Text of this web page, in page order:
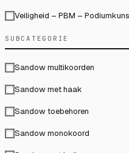
Veiligheid – PBM –
SUBCATEGORIE
Sandow multikoorden
Sandow met haak
Sandow toebehoren
Sandow monokoord